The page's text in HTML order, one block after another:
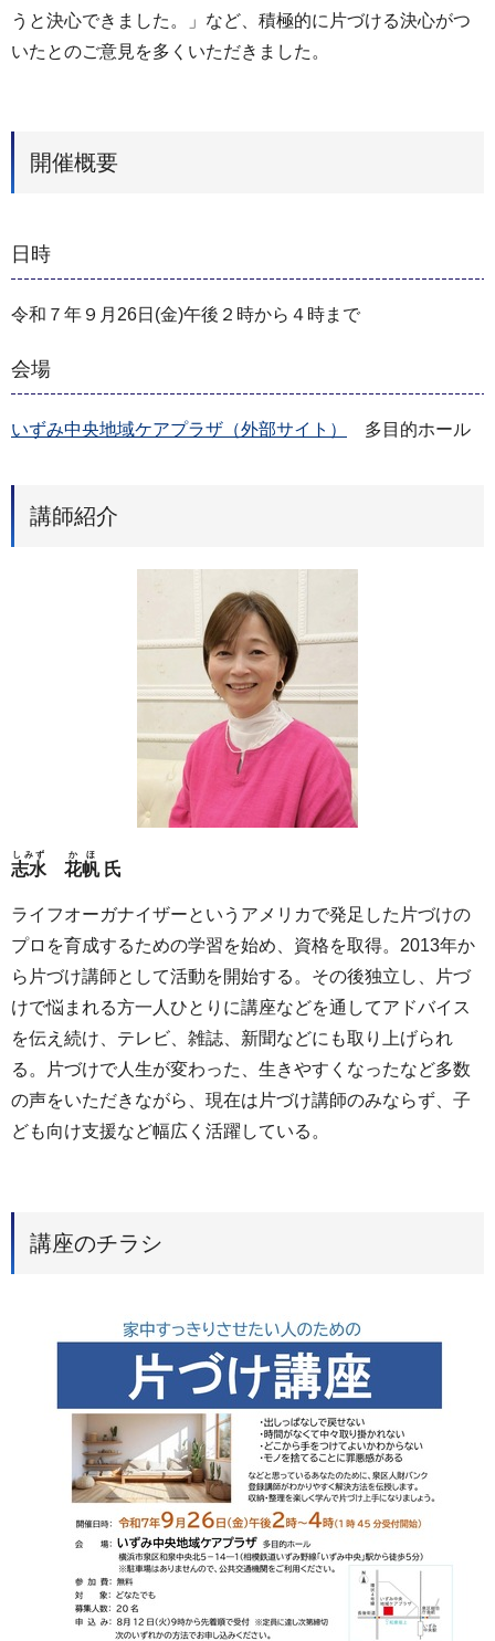
うと決心できました。」など、積極的に片づける決心がつ
いたとのご意見を多くいただきました。
開催概要
日時
令和７年９月26日(金)午後２時から４時まで
会場
いずみ中央地域ケアプラザ（外部サイト） 多目的ホール
講師紹介
志水
しみず
花帆
かほ
氏
ライフオーガナイザーというアメリカで発足した片づけの
プロを育成するための学習を始め、資格を取得。2013年か
ら片づけ講師として活動を開始する。その後独立し、片づ
けで悩まれる方一人ひとりに講座などを通してアドバイス
を伝え続け、テレビ、雑誌、新聞などにも取り上げられ
る。片づけで人生が変わった、生きやすくなったなど多数
の声をいただきながら、現在は片づけ講師のみならず、子
ども向け支援など幅広く活躍している。
講座のチラシ